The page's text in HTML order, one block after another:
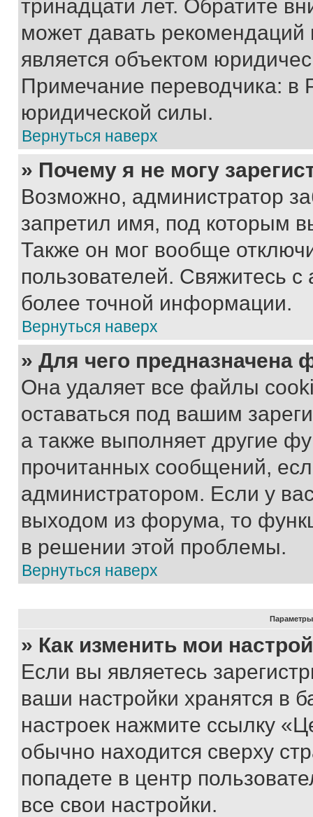
тринадцати лет. Обратите
может давать
является объектом
Примечание переводчика: в
юридической силы.
Вернуться наверх
» Почему я не могу
Возможно, администратор
запретил имя, под которым
Также он мог вообще
пользователей. Свяжитесь
более точной информации.
Вернуться наверх
» Для чего предназначена
Она удаляет все файлы
оставаться под вашим
а также выполняет другие
прочитанных сообщений,
администратором. Если у
выходом из форума, то
в решении этой проблемы.
Вернуться наверх
Параметры
» Как изменить мои
Если вы являетесь
ваши настройки хранятся в
настроек нажмите ссылку
обычно находится сверху
попадете в центр
все свои настройки.